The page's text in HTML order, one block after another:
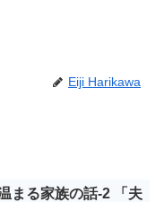
Eiji Harikawa
まる家族の話-2 「夫